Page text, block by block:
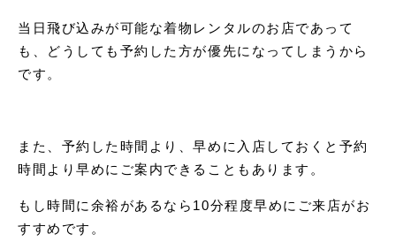
当日飛び込みが可能な着物レンタルのお店であって
も、どうしても予約した方が優先になってしまうから
です。
また、予約した時間より、早めに入店しておくと予約
時間より早めにご案内できることもあります。
もし時間に余裕があるなら10分程度早めにご来店がお
すすめです。